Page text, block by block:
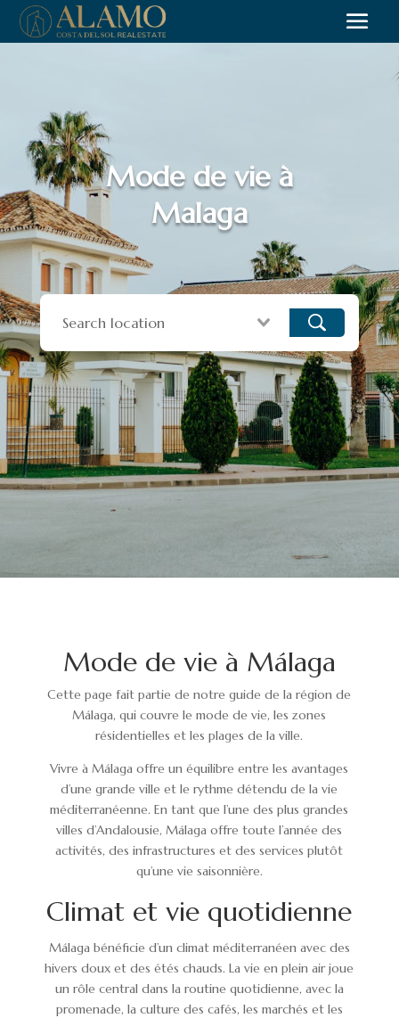
Mode de vie à
Malaga
Mode de vie à Málaga
Cette page fait partie de notre guide de la région de
Málaga, qui couvre le mode de vie, les zones
résidentielles et les plages de la ville.
Vivre à Málaga offre un équilibre entre les avantages
d’une grande ville et le rythme détendu de la vie
méditerranéenne. En tant que l’une des plus grandes
villes d’Andalousie, Málaga offre toute l’année des
activités, des infrastructures et des services plutôt
qu’une vie saisonnière.
Climat et vie quotidienne
Málaga bénéficie d’un climat méditerranéen avec des
hivers doux et des étés chauds. La vie en plein air joue
un rôle central dans la routine quotidienne, avec la
promenade, la culture des cafés, les marchés et les